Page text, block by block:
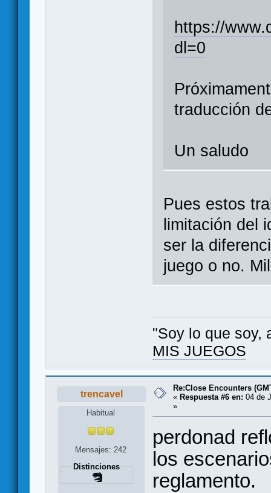
https://
dl=0
traducción
Un saludo
Pues estos
limitación del
ser la
juego o no.
"Soy lo que soy,
MIS JUEGOS
trencavel
Habitual
Mensajes: 242
Distinciones
Re:Close Encounters
« Respuesta #6 en: 04 de
»
perdonad
los
reglamento.